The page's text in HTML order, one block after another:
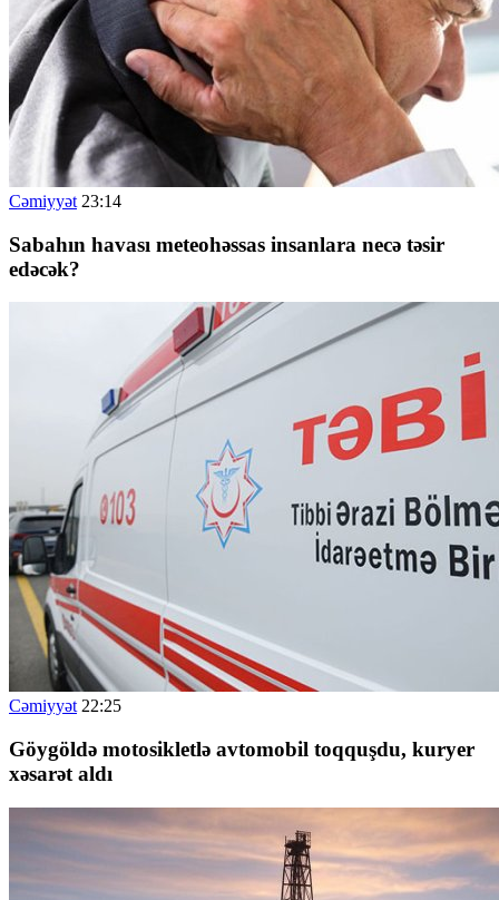
Cəmiyyət 23:14
Sabahın havası meteohəssas insanlara necə təsir
edəcək?
Cəmiyyət 22:25
Göygöldə motosikletlə avtomobil toqquşdu, kuryer
xəsarət aldı